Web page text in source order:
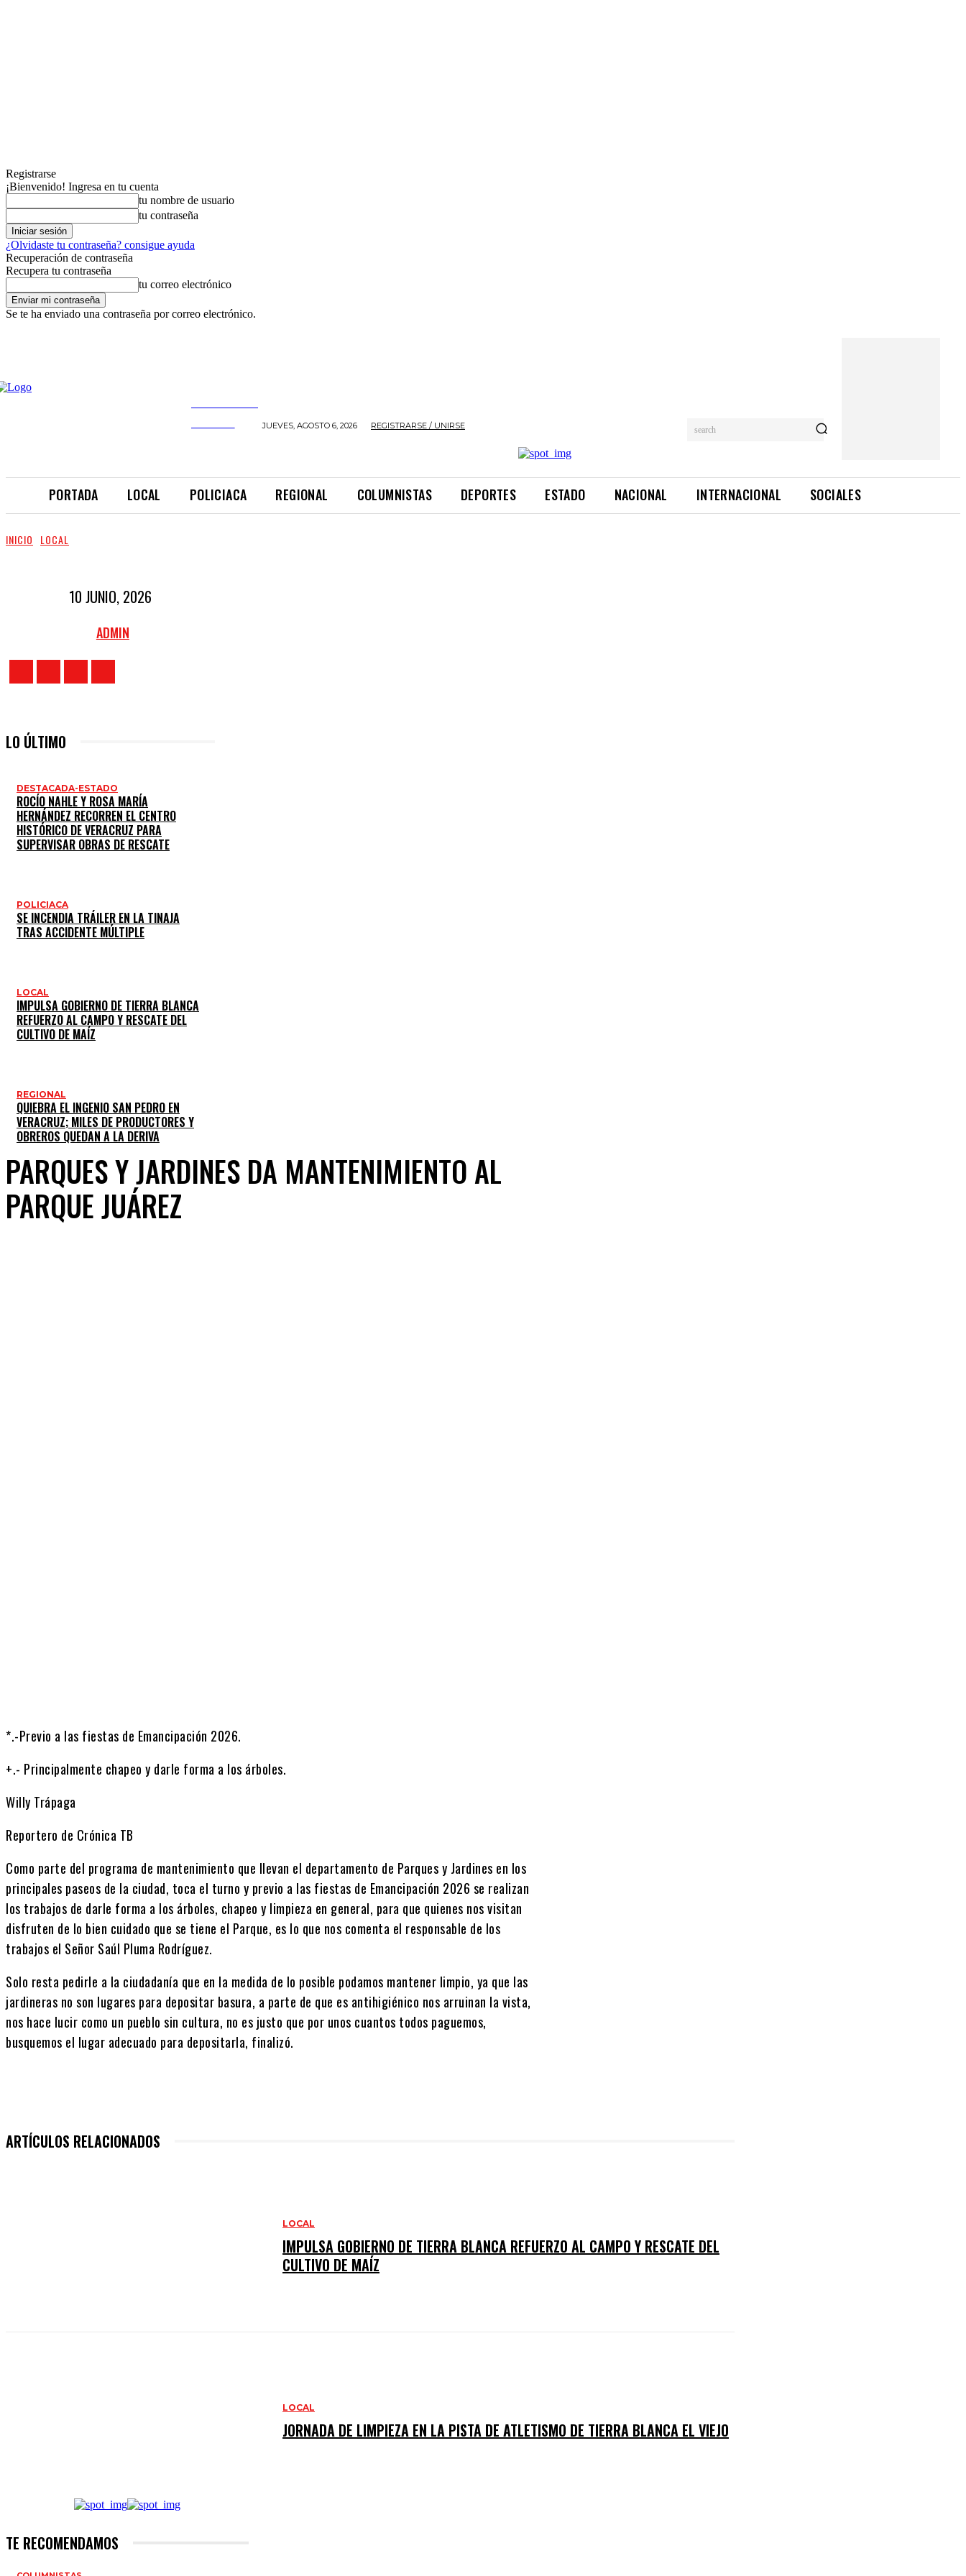
Registrarse
¡Bienvenido! Ingresa en tu cuenta
tu nombre de usuario
tu contraseña
¿Olvidaste tu contraseña? consigue ayuda
Recuperación de contraseña
Recupera tu contraseña
tu correo electrónico
Se te ha enviado una contraseña por correo electrónico.
JUEVES, AGOSTO 6, 2026 REGISTRARSE / UNIRSE search
PORTADA LOCAL POLICIACA REGIONAL COLUMNISTAS DEPORTES ESTADO NACIONAL INTERNACIONAL SOCIALES
INICIO LOCAL
10 JUNIO, 2026
ADMIN
LO ÚLTIMO
DESTACADA-ESTADO
ROCÍO NAHLE Y ROSA MARÍA
HERNÁNDEZ RECORREN EL CENTRO
HISTÓRICO DE VERACRUZ PARA
SUPERVISAR OBRAS DE RESCATE
POLICIACA
SE INCENDIA TRÁILER EN LA TINAJA
TRAS ACCIDENTE MÚLTIPLE
LOCAL
IMPULSA GOBIERNO DE TIERRA BLANCA
REFUERZO AL CAMPO Y RESCATE DEL
CULTIVO DE MAÍZ
REGIONAL
QUIEBRA EL INGENIO SAN PEDRO EN
VERACRUZ; MILES DE PRODUCTORES Y
OBREROS QUEDAN A LA DERIVA
PARQUES Y JARDINES DA MANTENIMIENTO AL
PARQUE JUÁREZ
*.-Previo a las fiestas de Emancipación 2026.
+.- Principalmente chapeo y darle forma a los árboles.
Willy Trápaga
Reportero de Crónica TB
Como parte del programa de mantenimiento que llevan el departamento de Parques y Jardines en los
principales paseos de la ciudad, toca el turno y previo a las fiestas de Emancipación 2026 se realizan
los trabajos de darle forma a los árboles, chapeo y limpieza en general, para que quienes nos visitan
disfruten de lo bien cuidado que se tiene el Parque, es lo que nos comenta el responsable de los
trabajos el Señor Saúl Pluma Rodríguez.
Solo resta pedirle a la ciudadanía que en la medida de lo posible podamos mantener limpio, ya que las
jardineras no son lugares para depositar basura, a parte de que es antihigiénico nos arruinan la vista,
nos hace lucir como un pueblo sin cultura, no es justo que por unos cuantos todos paguemos,
busquemos el lugar adecuado para depositarla, finalizó.
ARTÍCULOS RELACIONADOS
LOCAL
IMPULSA GOBIERNO DE TIERRA BLANCA REFUERZO AL CAMPO Y RESCATE DEL
CULTIVO DE MAÍZ
LOCAL
JORNADA DE LIMPIEZA EN LA PISTA DE ATLETISMO DE TIERRA BLANCA EL VIEJO
TE RECOMENDAMOS